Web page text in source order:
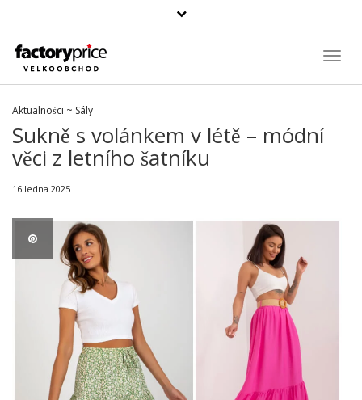
Vyhledávání
Aktualności ~ Sály
Sukně s volánkem v létě – módní
věci z letního šatníku
16 ledna 2025